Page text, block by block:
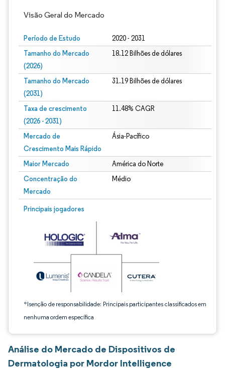
Visão Geral do Mercado
Período de Estudo 2020 - 2031
Tamanho do Mercado
(2026)
18.12 Bilhões de dólares
Tamanho do Mercado
(2031)
31.19 Bilhões de dólares
Taxa de crescimento
(2026 - 2031)
11.48% CAGR
Mercado de
Crescimento Mais Rápido
Ásia-Pacífico
Maior Mercado América do Norte
Concentração do
Mercado
Médio
Principais jogadores
*Isenção de responsabilidade: Principais participantes classificados em
nenhuma ordem específica
Imagem © Mordor Intelligence. O reuso requer atribuição conforme CC BY 4.0.
Análise do Mercado de Dispositivos de
Dermatologia por Mordor Intelligence